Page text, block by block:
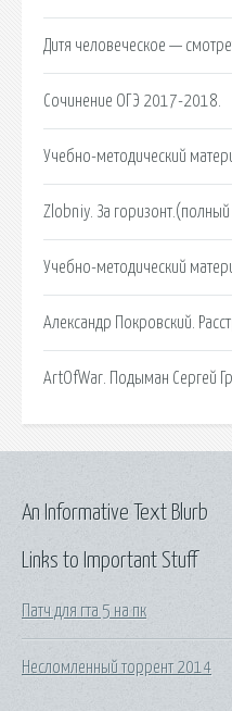
Дитя человеческое —
Сочинение ОГЭ 2017-2018.
Учебно-методический
Zlobniy. За горизонт.(полный
Учебно-методический
Александр Покровский.
ArtOfWar. Подыман Сергей
Links to Important Stuff
Патч для гта 5 на пк
Несломленный торрент 2014
An Informative Text Blurb